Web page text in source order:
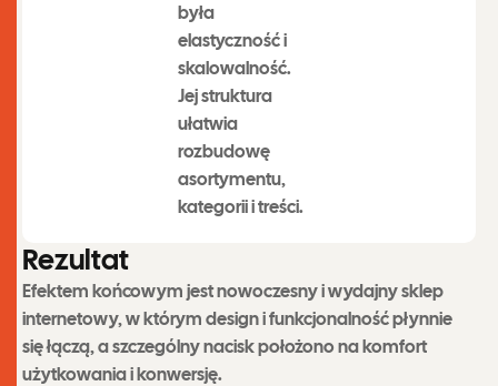
była
elastyczność i
skalowalność.
Jej struktura
ułatwia
rozbudowę
asortymentu,
kategorii i treści.
Rezultat
Efektem końcowym jest nowoczesny i wydajny sklep
internetowy, w którym design i funkcjonalność płynnie
się łączą, a szczególny nacisk położono na komfort
użytkowania i konwersję.